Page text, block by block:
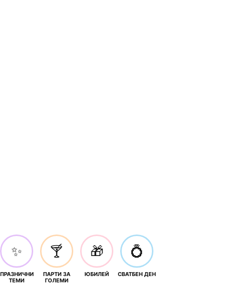
✨
ПРАЗНИЧНИ
ТЕМИ
🍸
ПАРТИ ЗА
ГОЛЕМИ
🎁
ЮБИЛЕЙ
💍
СВАТБЕН ДЕН